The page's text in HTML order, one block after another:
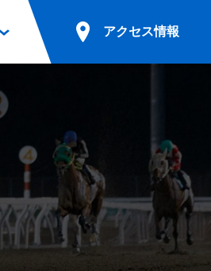
アクセス情報
無料送迎バスでのご来場
公共の交通機関でのご来場